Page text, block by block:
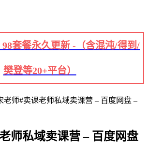
套餐永久更新 -（含混沌/得到/
樊登等20+平台）
老师#卖课老师私域卖课营 – 百度网盘 –
师私域卖课营 – 百度网盘